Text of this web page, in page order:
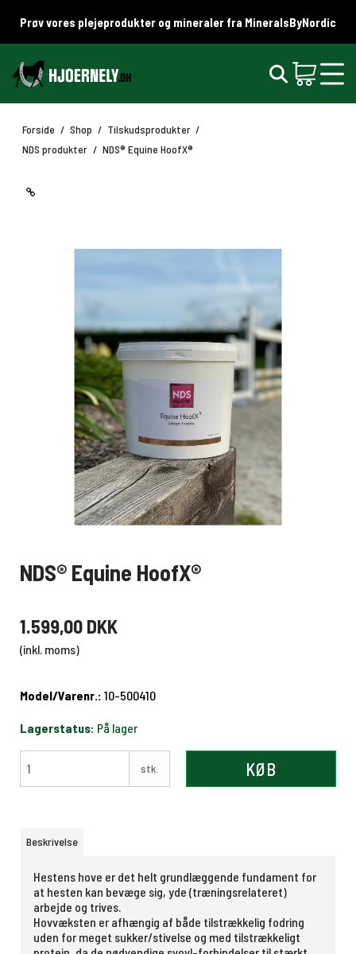
Prøv vores plejeprodukter og mineraler fra MineralsByNordic
Forside / Shop / Tilskudsprodukter /
NDS produkter / NDS® Equine HoofX®
NDS® Equine HoofX®
1.599,00 DKK
(inkl. moms)
Model/Varenr.: 10-500410
Lagerstatus: På lager
stk. KØB
Beskrivelse
Hestens hove er det helt grundlæggende fundament for
at hesten kan bevæge sig, yde (træningsrelateret)
arbejde og tri­ves.
Hovvæksten er afhængig af både tilstrækkelig fodring
uden for meget sukker/stivelse og med tilstrækkeligt